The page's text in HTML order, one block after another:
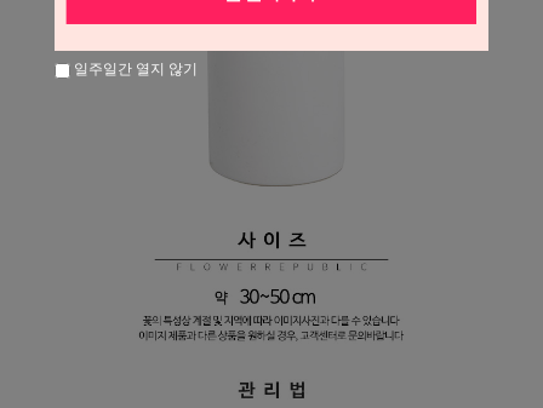
일주일간 열지 않기